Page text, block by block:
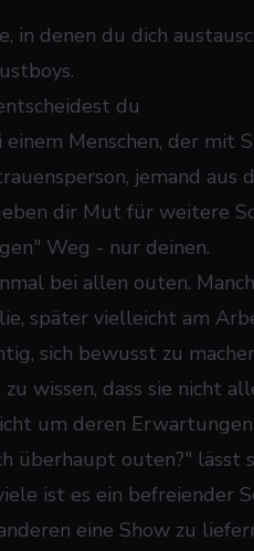
in denen du dich
du
Menschen, der mit
jemand aus
dir Mut für weitere
Weg - nur deinen.
bei allen outen.
später vielleicht am
sich bewusst zu
wissen, dass sie nicht
um deren Erwartungen
überhaupt outen?"
ist es ein befreiender
eine Show zu